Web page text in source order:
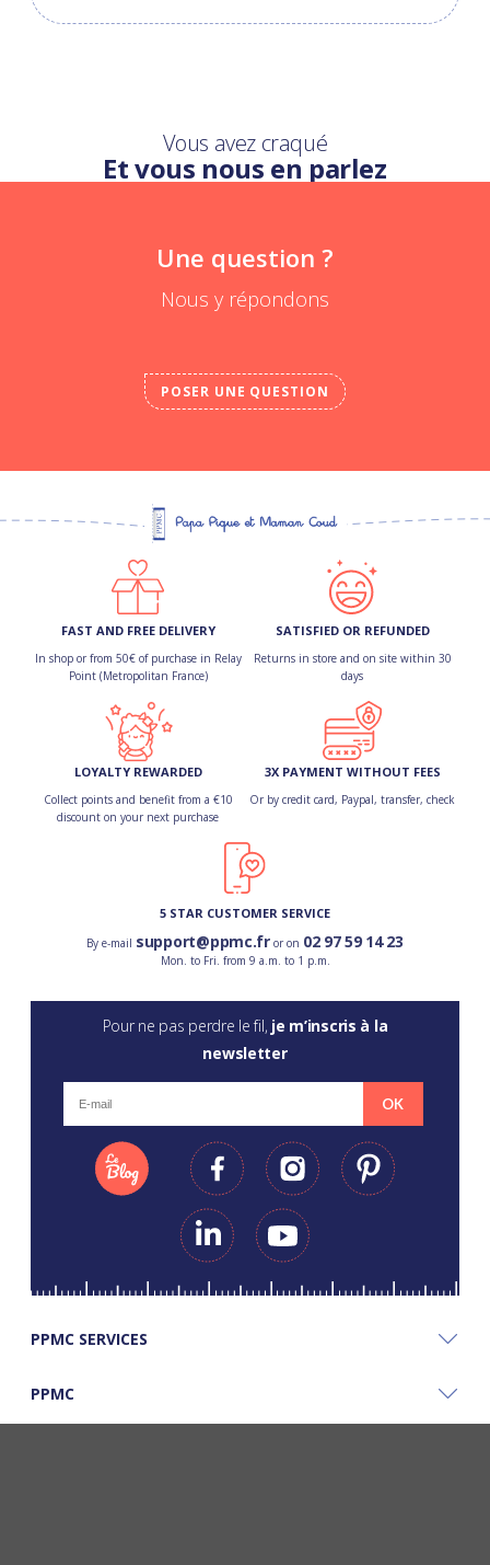
Vous avez craqué
Et vous nous en parlez
Une question ?
Nous y répondons
POSER UNE QUESTION
FAST AND FREE DELIVERY
In shop or from 50€ of purchase in Relay
Point (Metropolitan France)
SATISFIED OR REFUNDED
Returns in store and on site within 30
days
LOYALTY REWARDED
Collect points and benefit from a €10
discount on your next purchase
3X PAYMENT WITHOUT FEES
Or by credit card, Paypal, transfer, check
5 STAR CUSTOMER SERVICE
By e-mail support@ppmc.fror on 02 97 59 14 23
Mon. to Fri. from 9 a.m. to 1 p.m.
Pour ne pas perdre le fil, je m’inscris à la
newsletter
OK
PPMC SERVICES
PPMC